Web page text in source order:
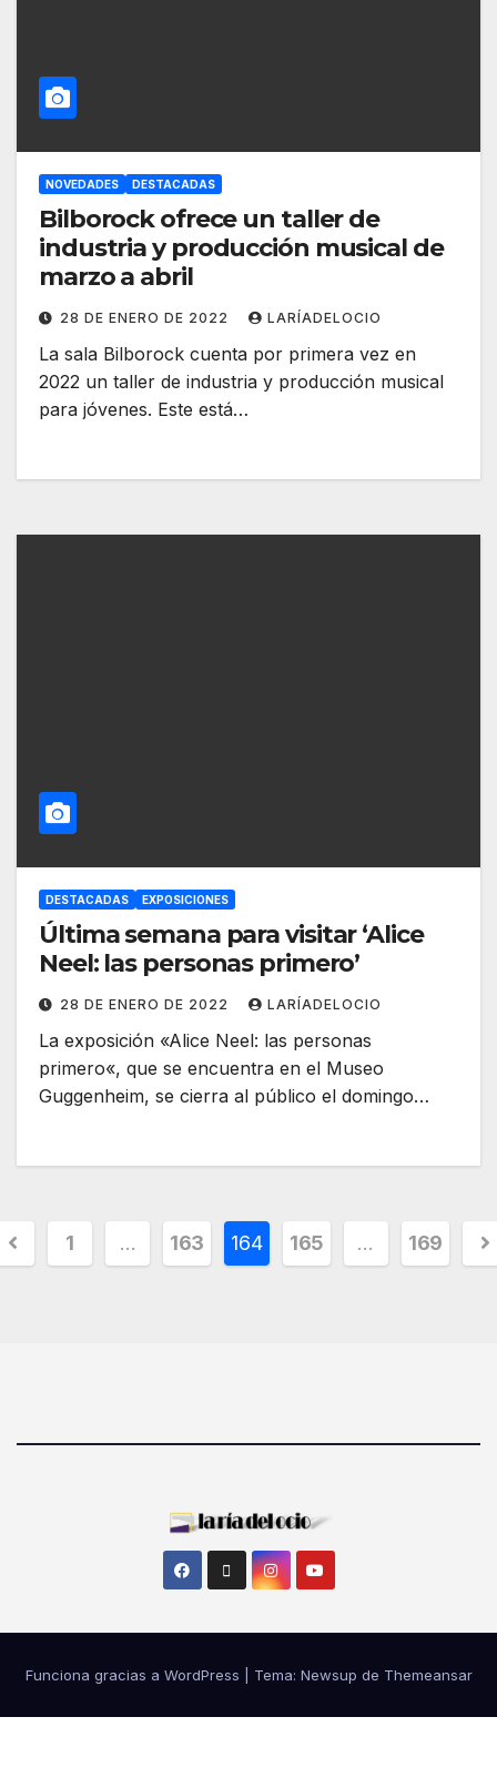
NOVEDADES DESTACADAS
Bilborock ofrece un taller de
industria y producción musical de
marzo a abril
28 DE ENERO DE 2022 LARÍADELOCIO
La sala Bilborock cuenta por primera vez en
2022 un taller de industria y producción musical
para jóvenes. Este está…
DESTACADAS EXPOSICIONES
Última semana para visitar ‘Alice
Neel: las personas primero’
28 DE ENERO DE 2022 LARÍADELOCIO
La exposición «Alice Neel: las personas
primero«, que se encuentra en el Museo
Guggenheim, se cierra al público el domingo…
1 … 163 164 165 … 169
Funciona gracias a WordPress Tema: Newsup de Themeansar